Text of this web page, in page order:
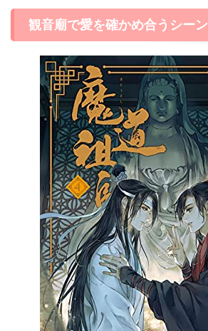
観音廟で愛を確かめ合うシーン